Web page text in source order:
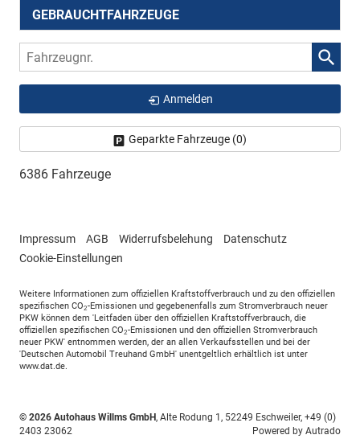
GEBRAUCHTFAHRZEUGE
Fahrzeugnr.
Anmelden
Geparkte Fahrzeuge (0)
6386 Fahrzeuge
Impressum AGB Widerrufsbelehung
Datenschutz
Cookie-Einstellungen
Weitere Informationen zum offiziellen Kraftstoffverbrauch und zu den offiziellen
spezifischen CO2-Emissionen und gegebenenfalls zum Stromverbrauch neuer
PKW können dem 'Leitfaden über den offiziellen Kraftstoffverbrauch, die
offiziellen spezifischen CO2-Emissionen und den offiziellen Stromverbrauch
neuer PKW' entnommen werden, der an allen Verkaufsstellen und bei der
'Deutschen Automobil Treuhand GmbH' unentgeltlich erhältlich ist unter
www.dat.de.
© 2026 Autohaus Willms GmbH, Alte Rodung 1 , 52249 Eschweiler, +49 (0)
2403 23062
Powered by Autrado